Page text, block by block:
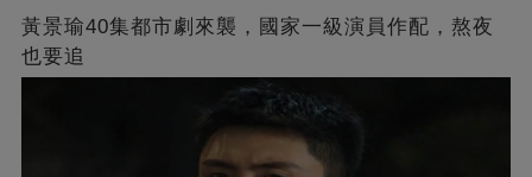
黃景瑜40集都市劇來襲，國家一級演員作配，熬夜
也要追